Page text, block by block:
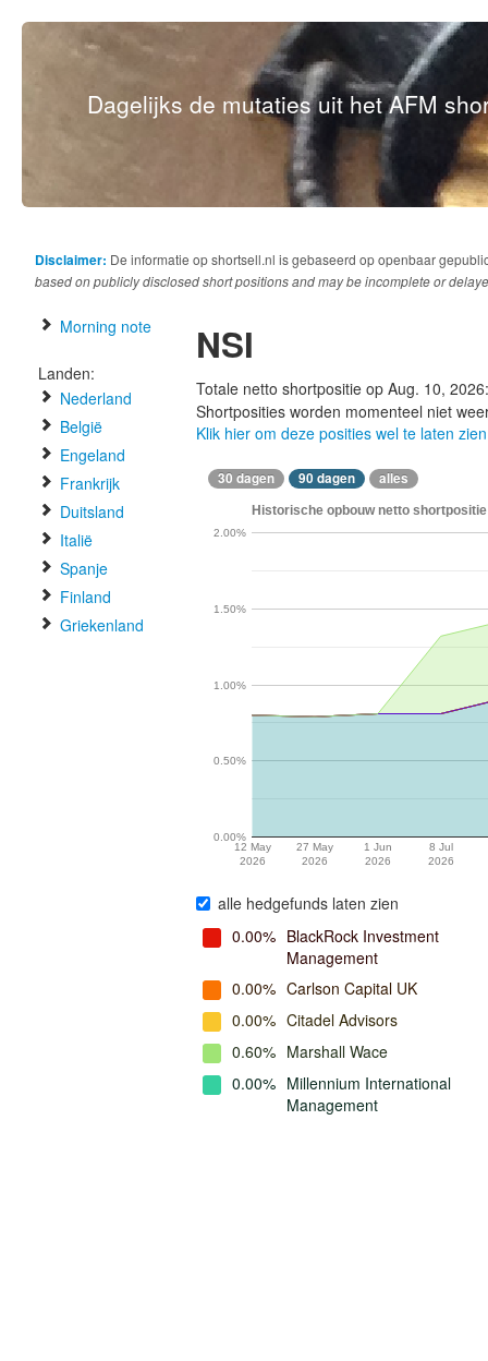
Dagelijks de mutaties uit het AFM
Disclaimer: De informatie op shortsell.nl is gebaseerd op openbaar
based on publicly disclosed short positions and may be incomplete or
Morning note
Landen:
Nederland
België
Engeland
Frankrijk
Duitsland
Italië
Spanje
Finland
Griekenland
NSI
Totale netto shortpositie op Aug. 10,
Shortposities worden momenteel niet
Klik hier om deze posities wel te laten zien
30 dagen 90 dagen alles
Historische opbouw netto
12 May
2026
27 May
2026
1 Jun
2026
8 Jul
2026
0.00%
0.50%
1.00%
1.50%
2.00%
alle hedgefunds laten zien
0.00% BlackRock Investment
Management
0.00% Carlson Capital UK
0.00% Citadel Advisors
0.60% Marshall Wace
0.00% Millennium International
Management